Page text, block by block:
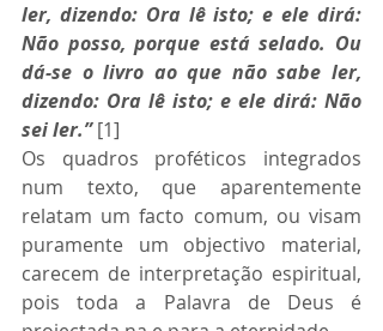
ler, dizendo: Ora lê isto; e ele dirá:
Não posso, porque está selado. Ou
dá-se o livro ao que não sabe ler,
dizendo: Ora lê isto; e ele dirá: Não
sei ler.” [1]
Os quadros proféticos integrados
num texto, que aparentemente
relatam um facto comum, ou visam
puramente um objectivo material,
carecem de interpretação espiritual,
pois toda a Palavra de Deus é